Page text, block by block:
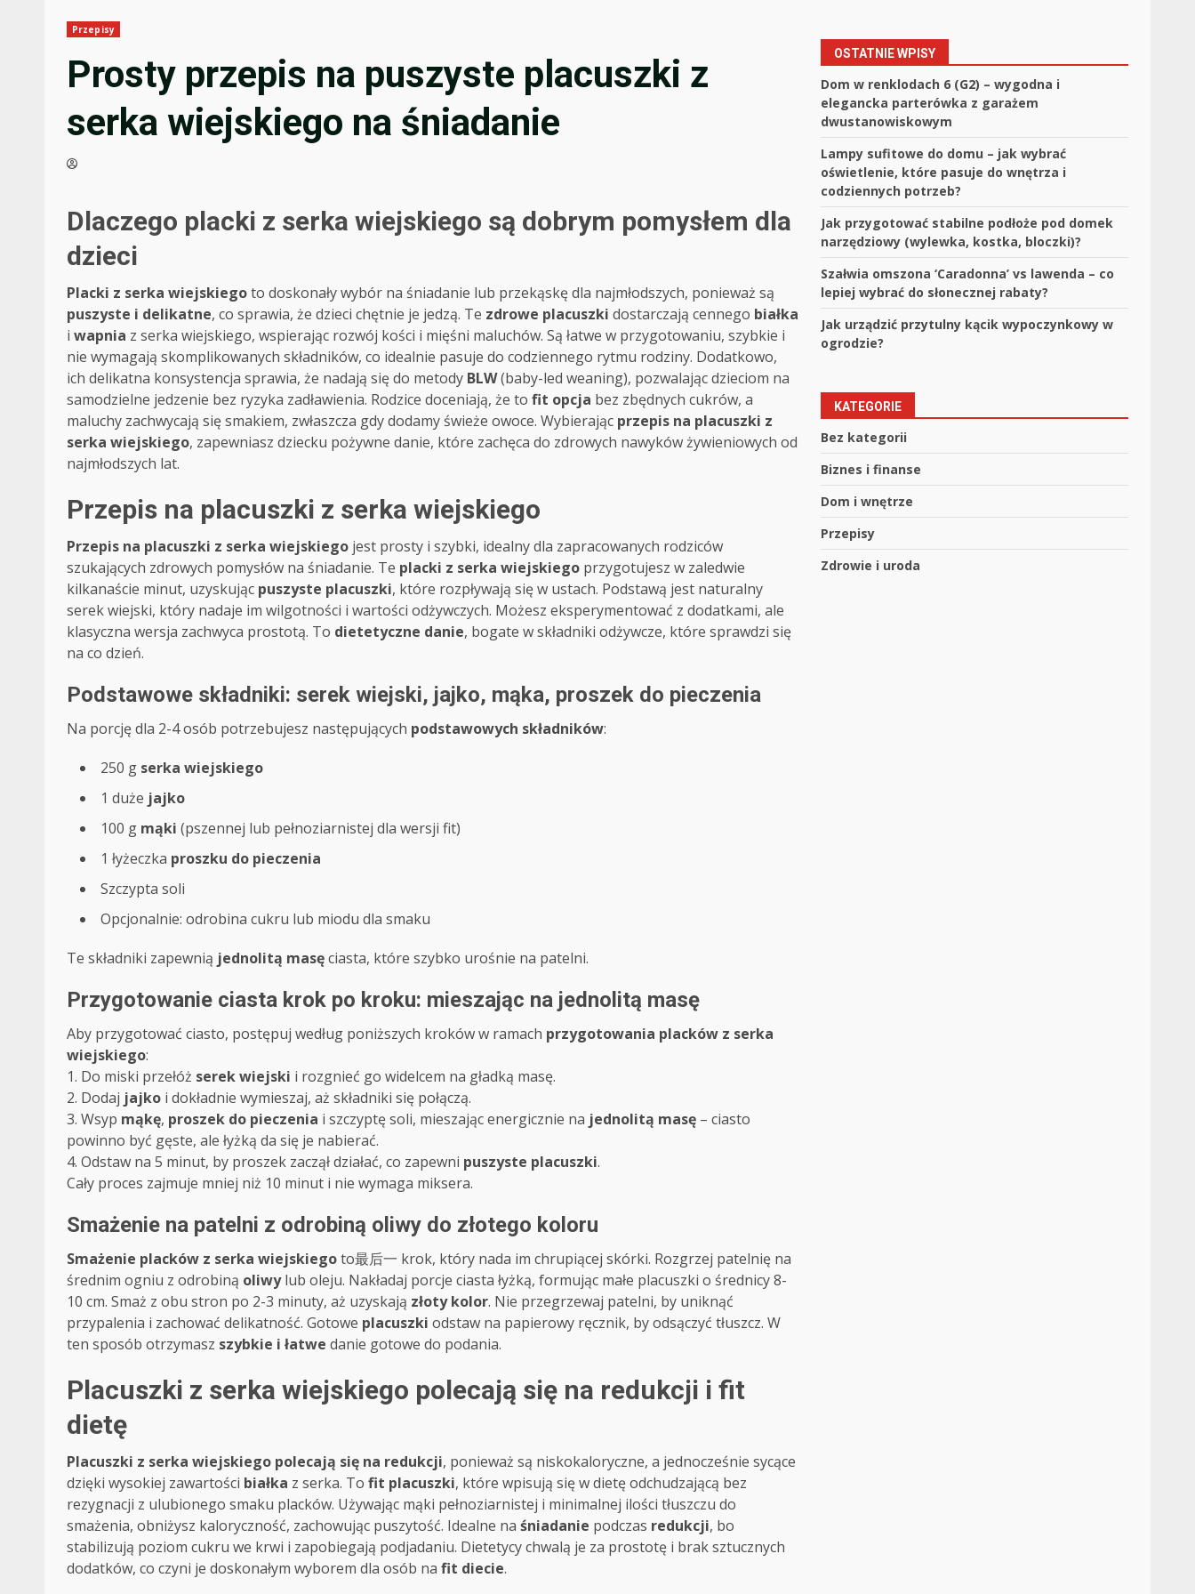
Przepisy
Prosty przepis na puszyste placuszki z
serka wiejskiego na śniadanie
Dlaczego placki z serka wiejskiego są dobrym pomysłem dla
dzieci
Placki z serka wiejskiegoto doskonały wybór na śniadanie lub przekąskę dla najmłodszych, ponieważ są
puszyste i delikatne, co sprawia, że dzieci chętnie je jedzą. Te zdrowe placuszki dostarczają cennego białka
i wapnia z serka wiejskiego, wspierając rozwój kości i mięśni maluchów. Są łatwe w przygotowaniu, szybkie i
nie wymagają skomplikowanych składników, co idealnie pasuje do codziennego rytmu rodziny. Dodatkowo,
ich delikatna konsystencja sprawia, że nadają się do metody BLW(baby-led weaning), pozwalając dzieciom na
samodzielne jedzenie bez ryzyka zadławienia. Rodzice doceniają, że to fit opcja bez zbędnych cukrów, a
maluchy zachwycają się smakiem, zwłaszcza gdy dodamy świeże owoce. Wybierając przepis na placuszki z
serka wiejskiego, zapewniasz dziecku pożywne danie, które zachęca do zdrowych nawyków żywieniowych od
najmłodszych lat.
Przepis na placuszki z serka wiejskiego
Przepis na placuszki z serka wiejskiego jest prosty i szybki, idealny dla zapracowanych rodziców
szukających zdrowych pomysłów na śniadanie. Te placki z serka wiejskiego przygotujesz w zaledwie
kilkanaście minut, uzyskując puszyste placuszki, które rozpływają się w ustach. Podstawą jest naturalny
serek wiejski, który nadaje im wilgotności i wartości odżywczych. Możesz eksperymentować z dodatkami, ale
klasyczna wersja zachwyca prostotą. To dietetyczne danie, bogate w składniki odżywcze, które sprawdzi się
na co dzień.
Podstawowe składniki: serek wiejski, jajko, mąka, proszek do pieczenia
Na porcję dla 2-4 osób potrzebujesz następujących podstawowych składników:
250 g serka wiejskiego
1 duże jajko
100 g mąki (pszennej lub pełnoziarnistej dla wersji fit)
1 łyżeczka proszku do pieczenia
Szczypta soli
Opcjonalnie: odrobina cukru lub miodu dla smaku
Te składniki zapewnią jednolitą masęciasta, które szybko urośnie na patelni.
Przygotowanie ciasta krok po kroku: mieszając na jednolitą masę
Aby przygotować ciasto, postępuj według poniższych kroków w ramach przygotowania placków z serka
wiejskiego:
1. Do miski przełóż serek wiejski i rozgnieć go widelcem na gładką masę.
2. Dodaj jajko i dokładnie wymieszaj, aż składniki się połączą.
3. Wsyp mąkę, proszek do pieczenia i szczyptę soli, mieszając energicznie na jednolitą masę – ciasto
powinno być gęste, ale łyżką da się je nabierać.
4. Odstaw na 5 minut, by proszek zaczął działać, co zapewni puszyste placuszki.
Cały proces zajmuje mniej niż 10 minut i nie wymaga miksera.
Smażenie na patelni z odrobiną oliwy do złotego koloru
Smażenie placków z serka wiejskiegoto最后一 krok, który nada im chrupiącej skórki. Rozgrzej patelnię na
średnim ogniu z odrobiną oliwylub oleju. Nakładaj porcje ciasta łyżką, formując małe placuszki o średnicy 8-
10 cm. Smaż z obu stron po 2-3 minuty, aż uzyskają złoty kolor. Nie przegrzewaj patelni, by uniknąć
przypalenia i zachować delikatność. Gotowe placuszki odstaw na papierowy ręcznik, by odsączyć tłuszcz. W
ten sposób otrzymasz szybkie i łatwe danie gotowe do podania.
Placuszki z serka wiejskiego polecają się na redukcji i fit
dietę
Placuszki z serka wiejskiego polecają się na redukcji, ponieważ są niskokaloryczne, a jednocześnie sycące
dzięki wysokiej zawartości białka z serka. To fit placuszki, które wpisują się w dietę odchudzającą bez
rezygnacji z ulubionego smaku placków. Używając mąki pełnoziarnistej i minimalnej ilości tłuszczu do
smażenia, obniżysz kaloryczność, zachowując puszytość. Idealne na śniadanie podczas redukcji, bo
stabilizują poziom cukru we krwi i zapobiegają podjadaniu. Dietetycy chwalą je za prostotę i brak sztucznych
dodatków, co czyni je doskonałym wyborem dla osób na fit diecie.
OSTATNIE WPISY
Dom w renklodach 6 (G2) – wygodna i
elegancka parterówka z garażem
dwustanowiskowym
Lampy sufitowe do domu – jak wybrać
oświetlenie, które pasuje do wnętrza i
codziennych potrzeb?
Jak przygotować stabilne podłoże pod domek
narzędziowy (wylewka, kostka, bloczki)?
Szałwia omszona ‘Caradonna’ vs lawenda – co
lepiej wybrać do słonecznej rabaty?
Jak urządzić przytulny kącik wypoczynkowy w
ogrodzie?
KATEGORIE
Bez kategorii
Biznes i finanse
Dom i wnętrze
Przepisy
Zdrowie i uroda